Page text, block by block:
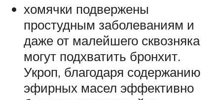
хомячки подвержены
простудным заболеваниям и
даже от малейшего сквозняка
могут подхватить бронхит.
Укроп, благодаря содержанию
эфирных масел эффективно